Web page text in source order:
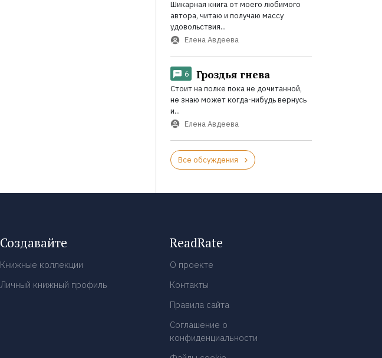
Шикарная книга от моего любимого
автора, читаю и получаю массу
удовольствия...
Елена Авдеева
6 Гроздья гнева
Стоит на полке пока не дочитанной,
не знаю может когда-нибудь вернусь
и...
Елена Авдеева
Все обсуждения
Создавайте
Книжные коллекции
Личный книжный профиль
ReadRate
О проекте
Контакты
Правила сайта
Соглашение о
конфиденциальности